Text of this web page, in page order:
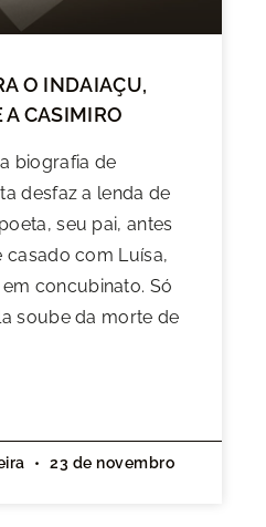
O INDAIAÇU,
A CASIMIRO
biografia de
desfaz a lenda de
seu pai, antes
casado com Luísa,
concubinato. Só
soube da morte de
23 de novembro